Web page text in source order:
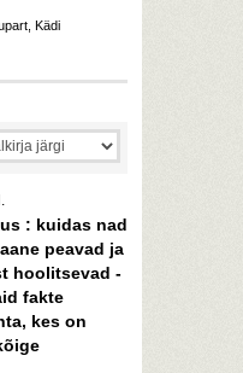
Kädi
: kuidas nad
peavad ja
hoolitsevad -
fakte
kes on